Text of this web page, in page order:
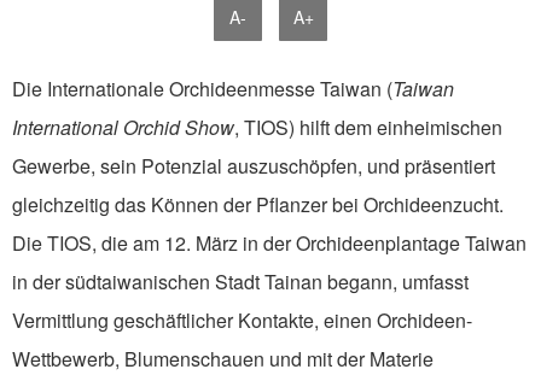
A- A+
Die Internationale Orchideenmesse Taiwan (Taiwan
International Orchid Show, TIOS) hilft dem einheimischen
Gewerbe, sein Potenzial auszuschöpfen, und präsentiert
gleichzeitig das Können der Pflanzer bei Orchideenzucht.
Die TIOS, die am 12. März in der Orchideenplantage Taiwan
in der südtaiwanischen Stadt Tainan begann, umfasst
Vermittlung geschäftlicher Kontakte, einen Orchideen-
Wettbewerb, Blumenschauen und mit der Materie